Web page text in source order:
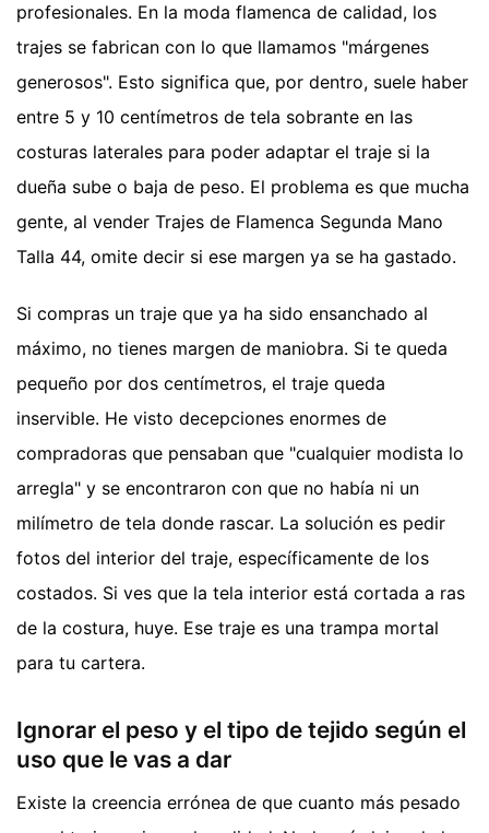
profesionales. En la moda flamenca de calidad, los
trajes se fabrican con lo que llamamos "márgenes
generosos". Esto significa que, por dentro, suele haber
entre 5 y 10 centímetros de tela sobrante en las
costuras laterales para poder adaptar el traje si la
dueña sube o baja de peso. El problema es que mucha
gente, al vender Trajes de Flamenca Segunda Mano
Talla 44, omite decir si ese margen ya se ha gastado.
Si compras un traje que ya ha sido ensanchado al
máximo, no tienes margen de maniobra. Si te queda
pequeño por dos centímetros, el traje queda
inservible. He visto decepciones enormes de
compradoras que pensaban que "cualquier modista lo
arregla" y se encontraron con que no había ni un
milímetro de tela donde rascar. La solución es pedir
fotos del interior del traje, específicamente de los
costados. Si ves que la tela interior está cortada a ras
de la costura, huye. Ese traje es una trampa mortal
para tu cartera.
Ignorar el peso y el tipo de tejido según el
uso que le vas a dar
Existe la creencia errónea de que cuanto más pesado